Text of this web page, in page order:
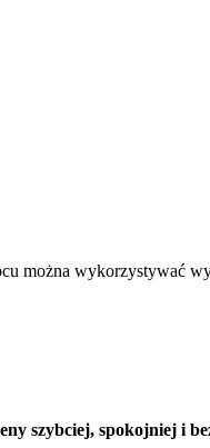
można wykorzystywać
szybciej, spokojniej i